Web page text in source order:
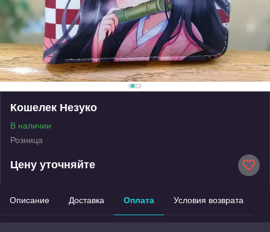
Кошелек Незуко
В наличии
Розница
Цену уточняйте
Описание Доставка Оплата Условия возврата